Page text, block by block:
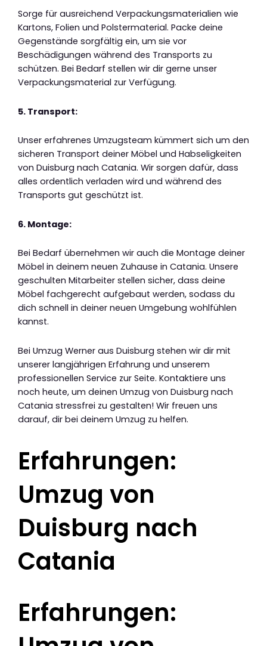
Sorge für ausreichend Verpackungsmaterialien wie
Kartons, Folien und Polstermaterial. Packe deine
Gegenstände sorgfältig ein, um sie vor
Beschädigungen während des Transports zu
schützen. Bei Bedarf stellen wir dir gerne unser
Verpackungsmaterial zur Verfügung.
5. Transport:
Unser erfahrenes Umzugsteam kümmert sich um den
sicheren Transport deiner Möbel und Habseligkeiten
von Duisburg nach Catania. Wir sorgen dafür, dass
alles ordentlich verladen wird und während des
Transports gut geschützt ist.
6. Montage:
Bei Bedarf übernehmen wir auch die Montage deiner
Möbel in deinem neuen Zuhause in Catania. Unsere
geschulten Mitarbeiter stellen sicher, dass deine
Möbel fachgerecht aufgebaut werden, sodass du
dich schnell in deiner neuen Umgebung wohlfühlen
kannst.
Bei Umzug Werner aus Duisburg stehen wir dir mit
unserer langjährigen Erfahrung und unserem
professionellen Service zur Seite. Kontaktiere uns
noch heute, um deinen Umzug von Duisburg nach
Catania stressfrei zu gestalten! Wir freuen uns
darauf, dir bei deinem Umzug zu helfen.
Erfahrungen:
Umzug von
Duisburg nach
Catania
Erfahrungen: